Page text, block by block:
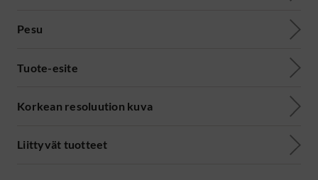
Pesu
Tuote-esite
Korkean resoluution kuva
Liittyvät tuotteet